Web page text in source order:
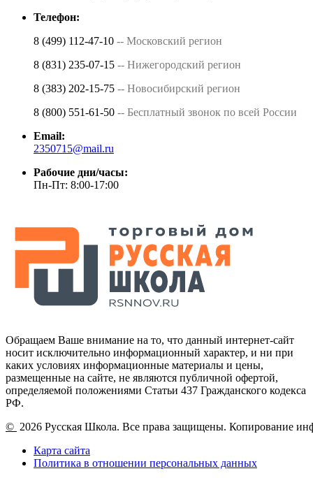
Телефон:
8 (499) 112-47-10 -- Московский регион
8 (831) 235-07-15 -- Нижегородский регион
8 (383) 202-15-75 -- Новосибирский регион
8 (800) 551-61-50 -- Бесплатный звонок по всей России
Email:
2350715@mail.ru
Рабочие дни/часы:
Пн-Пт: 8:00-17:00
Обращаем Ваше внимание на то, что данный интернет-сайт
носит исключительно информационный характер, и ни при
каких условиях информационные материалы и цены,
размещенные на сайте, не являются публичной офертой,
определяемой положениями Статьи 437 Гражданского кодекса
РФ.
© 2026 Русская Школа. Все права защищены. Копирование
Карта сайта
Политика в отношении персональных данных